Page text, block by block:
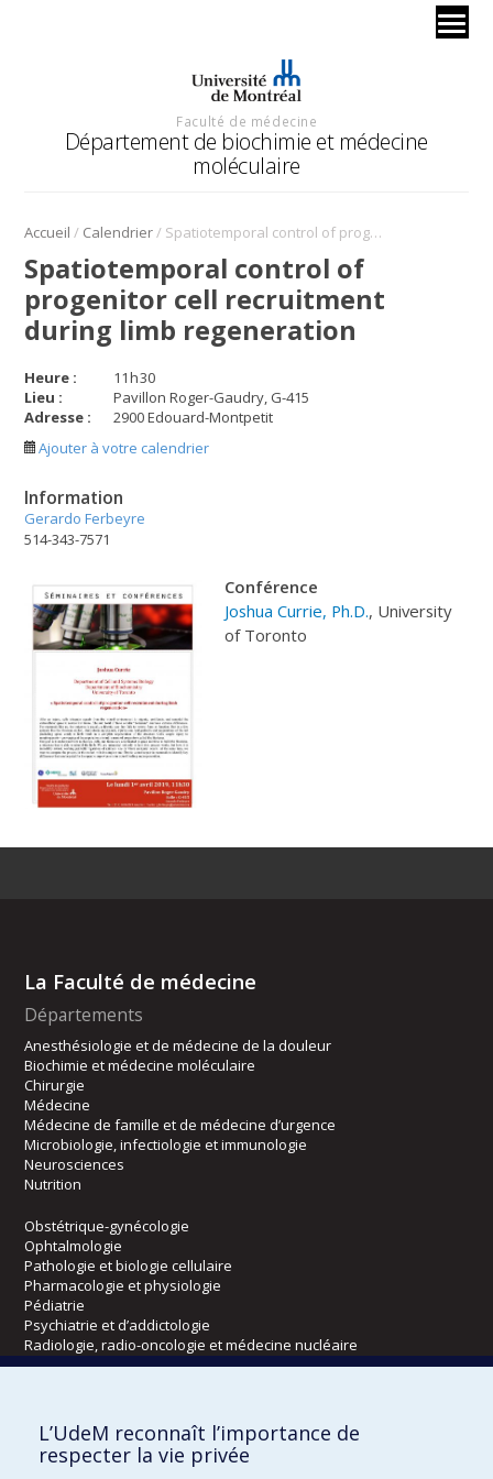
Faculté de médecine
Département de biochimie et médecine
moléculaire
Accueil / Calendrier/ Spatiotemporal control of progenitor cell recruitment during limb regeneration
Spatiotemporal control of
progenitor cell recruitment
during limb regeneration
Heure : 11h30
Lieu :
Pavillon Roger-Gaudry, G-415
Adresse :
2900 Edouard-Montpetit
Ajouter à votre calendrier
Information
Gerardo Ferbeyre
514-343-7571
Conférence
Joshua Currie, Ph.D., University
of Toronto
La Faculté de médecine
Départements
Anesthésiologie et de médecine de la douleur
Biochimie et médecine moléculaire
Chirurgie
Médecine
Médecine de famille et de médecine d’urgence
Microbiologie, infectiologie et immunologie
Neurosciences
Nutrition
Obstétrique-gynécologie
Ophtalmologie
Pathologie et biologie cellulaire
Pharmacologie et physiologie
Pédiatrie
Psychiatrie et d’addictologie
Radiologie, radio-oncologie et médecine nucléaire
Écoles
Kinésiologie et des sciences de l’activité physique
Orthophonie et audiologie
L’UdeM reconnaît l’importance de
respecter la vie privée